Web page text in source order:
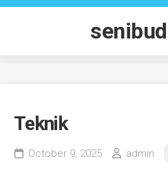
Skip
Teknik
October 9, 2025 admin